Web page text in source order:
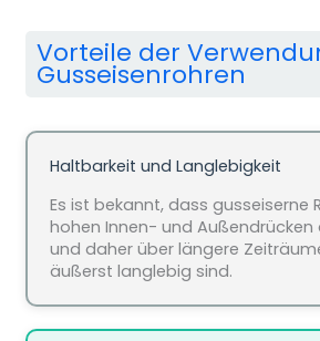
Vorteile der
Gusseisenrohren
Haltbarkeit und Langlebigkeit
Es ist bekannt, dass gusseiserne
hohen Innen- und
und daher über längere
äußerst langlebig sind.